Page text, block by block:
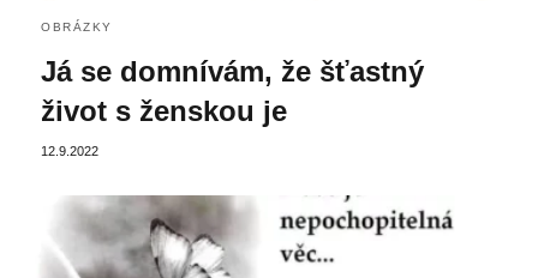
OBRÁZKY
Já se domnívám, že šťastný
život s ženskou je
12.9.2022